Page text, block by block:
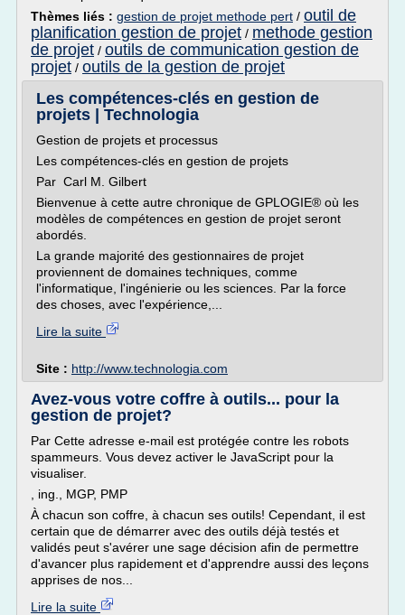
Thèmes liés : gestion de projet methode pert / outil de
planification gestion de projet / methode gestion
de projet / outils de communication gestion de
projet / outils de la gestion de projet
Les compétences-clés en gestion de
projets | Technologia
Gestion de projets et processus
Les compétences-clés en gestion de projets
Par Carl M. Gilbert
Bienvenue à cette autre chronique de GPLOGIE® où les
modèles de compétences en gestion de projet seront
abordés.
La grande majorité des gestionnaires de projet
proviennent de domaines techniques, comme
l'informatique, l'ingénierie ou les sciences. Par la force
des choses, avec l'expérience,...
Lire la suite
Site : http://www.technologia.com
Avez-vous votre coffre à outils... pour la
gestion de projet?
Par Cette adresse e-mail est protégée contre les robots
spammeurs. Vous devez activer le JavaScript pour la
visualiser.
, ing., MGP, PMP
À chacun son coffre, à chacun ses outils! Cependant, il est
certain que de démarrer avec des outils déjà testés et
validés peut s'avérer une sage décision afin de permettre
d'avancer plus rapidement et d'apprendre aussi des leçons
apprises de nos...
Lire la suite